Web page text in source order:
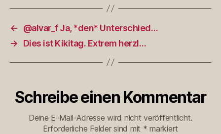
←
@alvar_f Ja, *den* Unterschied…
→
Dies ist Kikitag. Extrem herzl…
Schreibe einen Kommentar
Deine E-Mail-Adresse wird nicht veröffentlicht.
Erforderliche Felder sind mit * markiert